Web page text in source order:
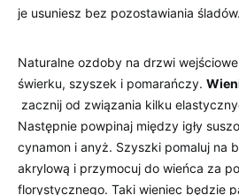
‌je usuniesz bez pozostawiania ⁤śladów.
Naturalne ⁢ozdoby na⁣ drzwi
świerku,​ szyszek i pomarańczy.
zacznij od​ związania ⁣kilku
Następnie powpinaj między igły
cynamon i anyż. Szyszki pomaluj ⁢na
akrylową i‌ przymocuj do wieńca za
florystycznego. Taki ⁤wieniec będzie